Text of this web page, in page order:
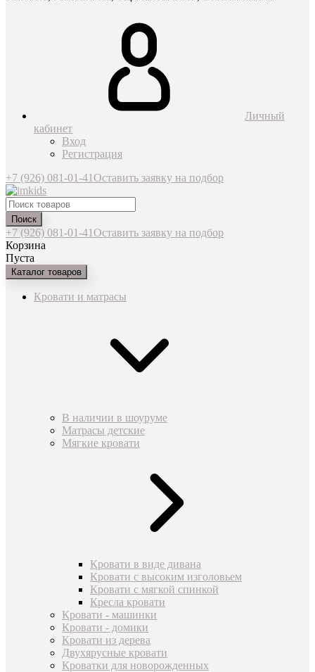
Личный
кабинет
Вход
Регистрация
+7 (926) 081-01-41Оставить заявку на подбор
Поиск
+7 (926) 081-01-41Оставить заявку на подбор
Корзина
Пуста
Каталог товаров
Кровати и матрасы
В наличии в шоуруме
Матрасы детские
Мягкие кровати
Кровати в виде дивана
Кровати с высоким изголовьем
Кровати с мягкой спинкой
Кресла кровати
Кровати - машинки
Кровати - домики
Кровати из дерева
Двухярусные кровати
Кроватки для новорожденных